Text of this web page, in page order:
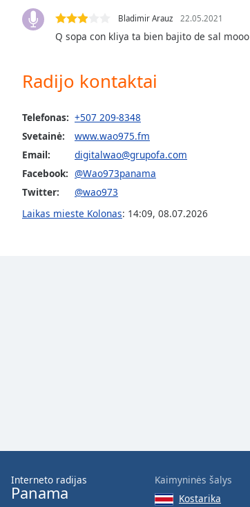
modal
Beginning
window.
Escape
close
Area
Background
Bladimir Arauz 22.05.2021
Q sopa con kliya ta bien bajito de sal mooo
Radijo kontaktai
Telefonas: +507 209-8348
Svetainė:
www.wao975.fm
Email:
digitalwao@grupofa.com
Facebook: @Wao973panama
Twitter:
@wao973
Laikas mieste Kolonas: 14:09, 08.07.2026
Interneto radijas
Panama
Kaimyninės šalys
Kostarika